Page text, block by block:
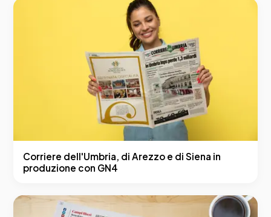
Corriere dell'Umbria, di Arezzo e di Siena in
produzione con GN4